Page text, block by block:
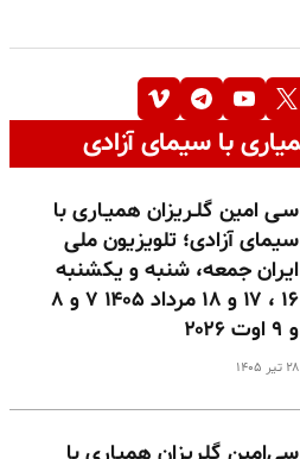
با سیمای آزادی
سـی امین گلـریزان همیـاری با
سیمای آزادی؛ تلویزیون ملی
ایران جمعه، شنبه و یکشنبه
۱۶ ، ۱۷ و ۱۸ مرداد ۱۴۰۵ ۷ و ۸
و ۹ اوت ۲۰۲۶
۲۸ تیر ۱۴۰۵